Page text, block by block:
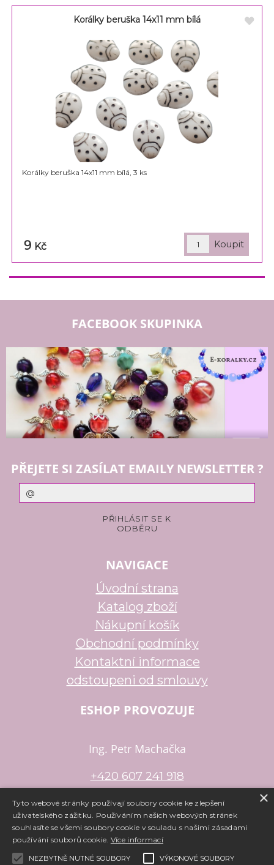
Korálky beruška 14x11 mm bílá
Korálky beruška 14x11 mm bílá, 3 ks
9 Kč
FACEBOOK SKUPINKA
PŘEJETE SI ZASÍLAT EMAILY NEWSLETTER ?
NAVIGACE
Úvodní strana
Katalog zboží
Nákupní košík
Obchodní podmínky
Kontaktní informace
odstoupeni od smlouvy
ESHOP PROVOZUJE
Ing. Petr Machačka
+420 607 241 918
petr.machacka@email.cz
e-shopuapronájem e-shopu Shop5.cz
×
Tyto webové stránky používají soubory cookie ke zlepšení
uživatelského zážitku. Používáním našich webových stránek
souhlasíte se všemi soubory cookie v souladu s našimi zásadami
používání souborů cookie. Více informací
NEZBYTNĚ NUTNÉ SOUBORY VÝKONOVÉ SOUBORY